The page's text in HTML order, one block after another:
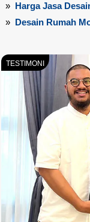
» Harga Jasa
» Desain Rumah
TESTIMONI